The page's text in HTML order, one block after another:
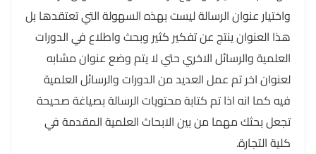
واختيار عنوان الرسالة ليست بهذه السهولة التي تعتقدها بل
هذا العنوان ينتج عن تفكير كثير وبحث واطلاع في الدورات
العلمية والرسائل الاخري حتي لا يتم وضع عنوان مشابه
لعنوان اخر تم عمل العديد من الدورات والرسائل العلمية
فيه كما انه اذا تم كتابة محتويات الرسالة بصياغة صحيحة
تجعل بحثك مهما من بين الابحاث العلمية المقدمة في
كلية التجارة.